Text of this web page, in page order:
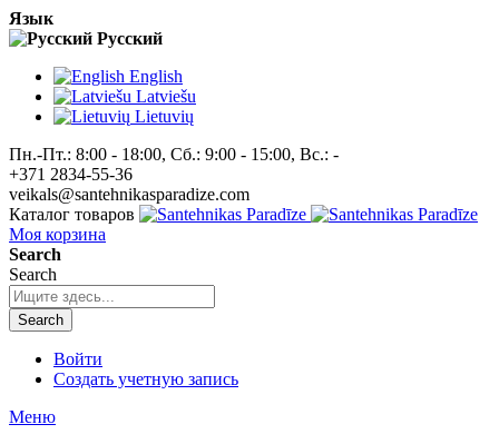
Язык
Pусский
English
Latviešu
Lietuvių
Пн.-Пт.: 8:00 - 18:00, Сб.: 9:00 - 15:00, Вс.: -
+371 2834-55-36
veikals@santehnikasparadize.com
Каталог товаров
Моя корзина
Search
Search
Search
Войти
Создать учетную запись
Меню